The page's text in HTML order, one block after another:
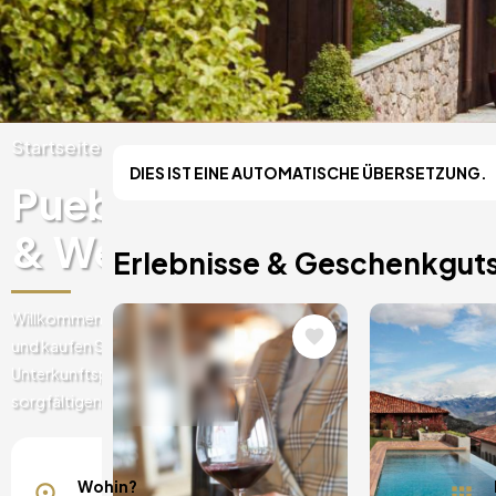
Startseite
Puebloastur Eco-Resort
& Wellness
Willkommen im Online-Shop des Puebloastur Eco-Resort Hotel &
und kaufen Sie Geschenkgutscheine und Erlebnisse wie
Unterkunftspakete in diesem 5-Sterne-Hotel. Puebloastur ist der
sorgfältigen Verschmelzung von Dorf, Natur und hervorragender
Mallorca, Spanien
Barcelona, Spanien
Wohin?
DIES IST EINE AUTOMATISCHE ÜBERSETZUNG.
Erlebnisse &
Bild
Bild